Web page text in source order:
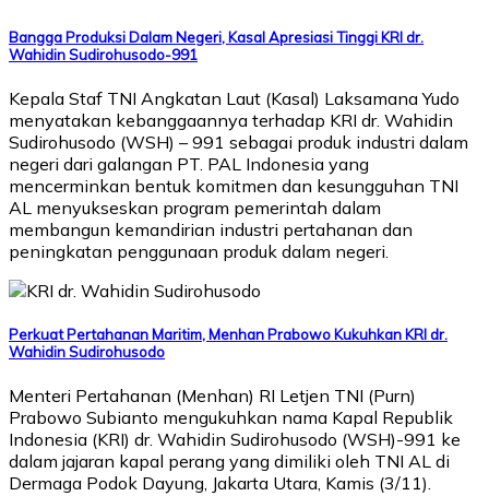
Bangga Produksi Dalam Negeri, Kasal Apresiasi Tinggi KRI dr.
Wahidin Sudirohusodo-991
Kepala Staf TNI Angkatan Laut (Kasal) Laksamana Yudo
menyatakan kebanggaannya terhadap KRI dr. Wahidin
Sudirohusodo (WSH) – 991 sebagai produk industri dalam
negeri dari galangan PT. PAL Indonesia yang
mencerminkan bentuk komitmen dan kesungguhan TNI
AL menyukseskan program pemerintah dalam
membangun kemandirian industri pertahanan dan
peningkatan penggunaan produk dalam negeri.
Perkuat Pertahanan Maritim, Menhan Prabowo Kukuhkan KRI dr.
Wahidin Sudirohusodo
Menteri Pertahanan (Menhan) RI Letjen TNI (Purn)
Prabowo Subianto mengukuhkan nama Kapal Republik
Indonesia (KRI) dr. Wahidin Sudirohusodo (WSH)-991 ke
dalam jajaran kapal perang yang dimiliki oleh TNI AL di
Dermaga Podok Dayung, Jakarta Utara, Kamis (3/11).